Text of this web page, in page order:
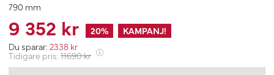
790 mm
9 352 kr 20%
KAMPANJ!
Du sparar: 2338 kr
Tidigare pris: 11690kr